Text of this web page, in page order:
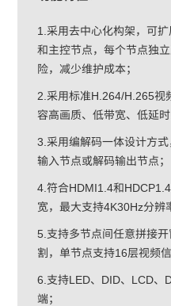
1.采用去中心化构架，可
和主控节点，每个节点独
险，减少维护成本；
2.采用标准H.264/H.265视
容高画质、低带宽、低延
3.采用编解码一体设计方
输入节点或解码输出节点；
4.符合HDMI1.4和
宽，最大支持4K30Hz分辨
5.支持多节点间任意拼接
割，单节点支持16层视频信
6.支持LED、DID、LCD、
端；